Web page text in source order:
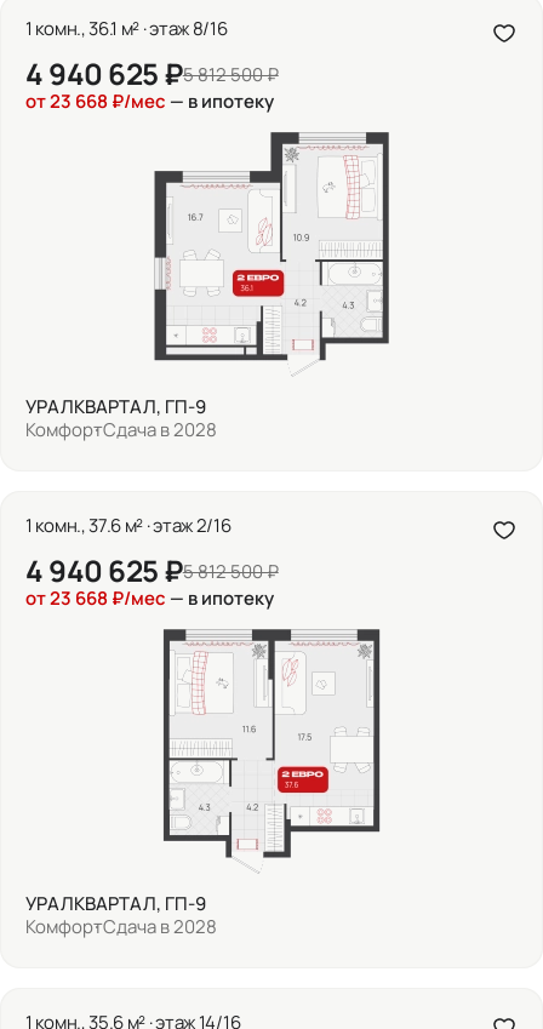
1 комн., 36.1 м² · этаж 8/16
4 940 625 ₽5 812 500 ₽
от 23 668 ₽/мес — в ипотеку
УРАЛКВАРТАЛ, ГП-9
КомфортСдача в 2028
1 комн., 37.6 м² · этаж 2/16
4 940 625 ₽5 812 500 ₽
от 23 668 ₽/мес — в ипотеку
УРАЛКВАРТАЛ, ГП-9
КомфортСдача в 2028
1 комн., 35.6 м² · этаж 14/16